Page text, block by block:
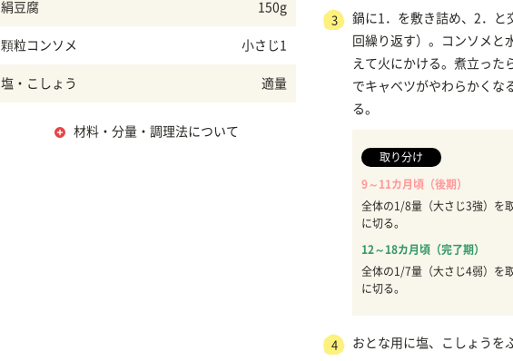
絹豆腐 150g
顆粒コンソメ 小さじ1
塩・こしょう 適量
材料・分量・調理法について
3
鍋に1．を敷き詰め、2．と
回繰り返す）。コンソメと
えて火にかける。煮立った
でキャベツがやわらかくな
る。
取り分け
9～11カ月頃（後期）
全体の1/8量（大さじ3強）を
に切る。
12～18カ月頃（完了期）
全体の1/7量（大さじ4弱）を
に切る。
4 おとな用に塩、こしょうを